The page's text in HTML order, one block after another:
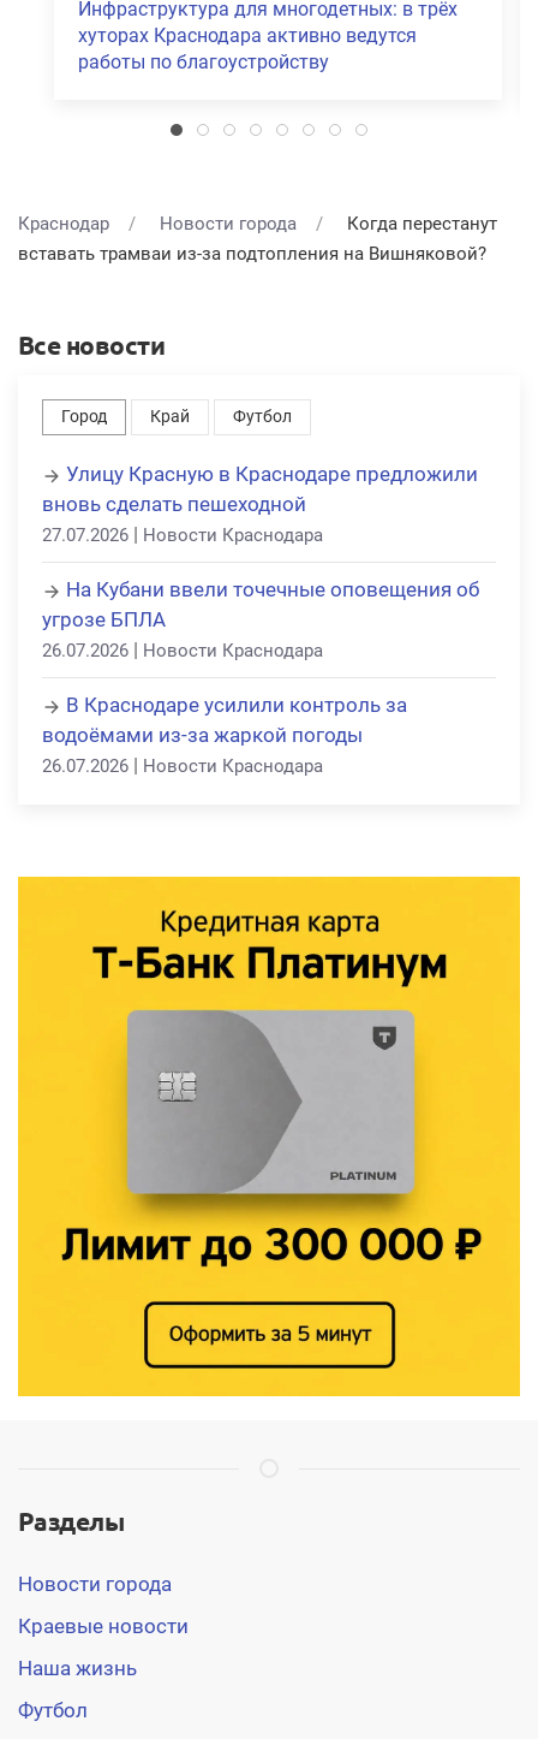
Инфраструктура для многодетных: в трёх
хуторах Краснодара активно ведутся
работы по благоустройству
Краснодар Новости города
Когда перестанут
вставать трамваи из-за подтопления на Вишняковой?
Все новости
Город Край Футбол
Улицу Красную в Краснодаре предложили
вновь сделать пешеходной
27.07.2026 | Новости Краснодара
На Кубани ввели точечные оповещения об
угрозе БПЛА
26.07.2026 | Новости Краснодара
В Краснодаре усилили контроль за
водоёмами из-за жаркой погоды
26.07.2026 | Новости Краснодара
Разделы
Новости города
Краевые новости
Наша жизнь
Футбол